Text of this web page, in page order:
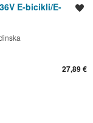
E-bicikli/E-
27,89 €